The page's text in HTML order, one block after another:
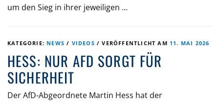
um den Sieg in ihrer jeweiligen …
KATEGORIE: NEWS / VIDEOS /VERÖFFENTLICHT AM 11. MAI 2026
HESS: NUR AFD SORGT FÜR
SICHERHEIT
Der AfD-Abgeordnete Martin Hess hat der